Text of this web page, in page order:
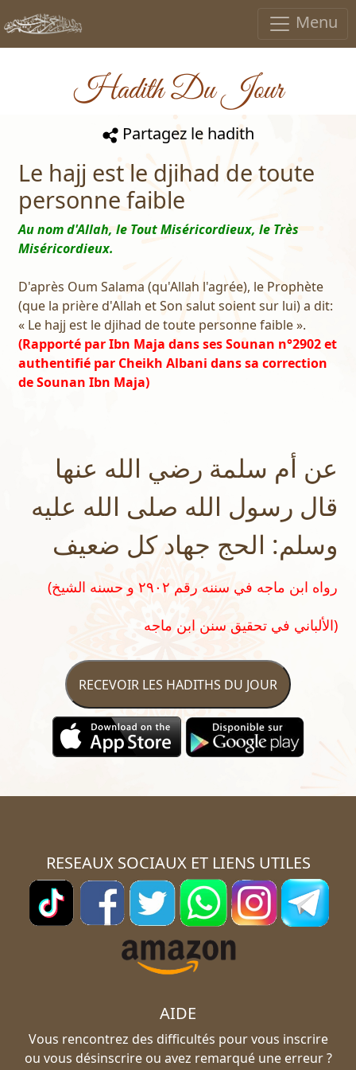
Menu
Hadith Du Jour
Partagez le hadith
Le hajj est le djihad de toute
personne faible
Au nom d'Allah, le Tout Miséricordieux, le Très
Miséricordieux.
D'après Oum Salama (qu'Allah l'agrée), le Prophète
(que la prière d'Allah et Son salut soient sur lui) a dit:
« Le hajj est le djihad de toute personne faible ».
(Rapporté par Ibn Maja dans ses Sounan n°2902 et
authentifié par Cheikh Albani dans sa correction
de Sounan Ibn Maja)
عن أم سلمة رضي الله عنها
قال رسول الله صلى الله عليه
وسلم: الحج جهاد كل ضعيف
(رواه ابن ماجه في سننه رقم ٢٩٠٢ و حسنه الشيخ
الألباني في تحقيق سنن ابن ماجه)
RECEVOIR LES HADITHS DU JOUR
RESEAUX SOCIAUX ET LIENS UTILES
AIDE
Vous rencontrez des difficultés pour vous inscrire
ou vous désinscrire ou avez remarqué une erreur ?